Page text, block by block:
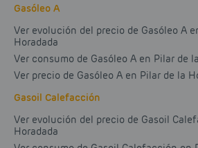
Gasóleo A
Ver evolución del precio de Gasóleo A
Horadada
Ver consumo de Gasóleo A en Pilar de
Ver precio de Gasóleo A en Pilar de la
Gasoil Calefacción
Ver evolución del precio de Gasoil
Horadada